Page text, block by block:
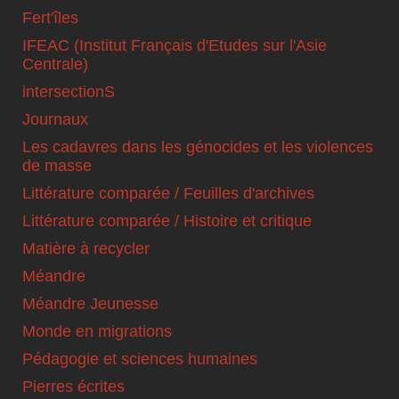
Fert'îles
IFEAC (Institut Français d'Etudes sur l'Asie
Centrale)
intersectionS
Journaux
Les cadavres dans les génocides et les violences
de masse
Littérature comparée / Feuilles d'archives
Littérature comparée / Histoire et critique
Matière à recycler
Méandre
Méandre Jeunesse
Monde en migrations
Pédagogie et sciences humaines
Pierres écrites